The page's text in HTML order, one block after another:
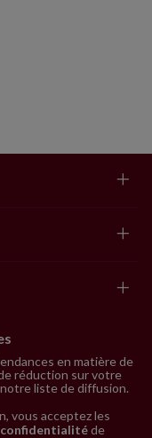
en matière de
réduction sur votre
liste de diffusion.
vous acceptez les
de